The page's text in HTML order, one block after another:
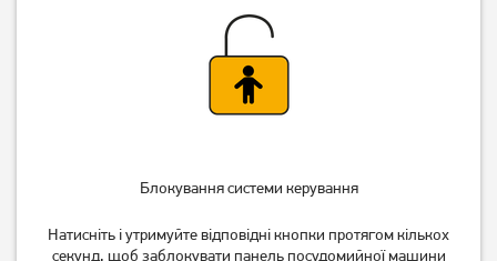
Блокування системи керування
Натисніть і утримуйте відповідні кнопки протягом кількох
секунд, щоб заблокувати панель посудомийної машини